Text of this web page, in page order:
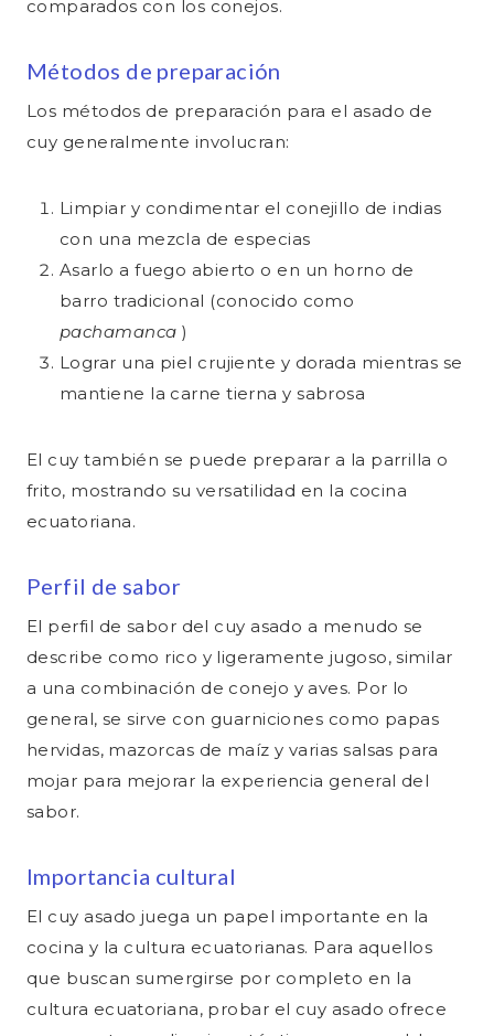
comparados con los conejos.
Métodos de preparación
Los métodos de preparación para el asado de
cuy generalmente involucran:
Limpiar y condimentar el conejillo de indias
con una mezcla de especias
Asarlo a fuego abierto o en un horno de
barro tradicional (conocido como
pachamanca )
Lograr una piel crujiente y dorada mientras se
mantiene la carne tierna y sabrosa
El cuy también se puede preparar a la parrilla o
frito, mostrando su versatilidad en la cocina
ecuatoriana.
Perfil de sabor
El perfil de sabor del cuy asado a menudo se
describe como rico y ligeramente jugoso, similar
a una combinación de conejo y aves. Por lo
general, se sirve con guarniciones como papas
hervidas, mazorcas de maíz y varias salsas para
mojar para mejorar la experiencia general del
sabor.
Importancia cultural
El cuy asado juega un papel importante en la
cocina y la cultura ecuatorianas. Para aquellos
que buscan sumergirse por completo en la
cultura ecuatoriana, probar el cuy asado ofrece